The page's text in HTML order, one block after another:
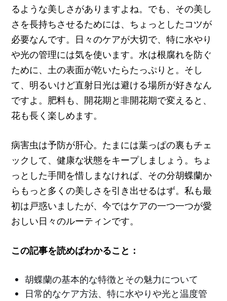
るような美しさがありますよね。でも、その美し
さを長持ちさせるためには、ちょっとしたコツが
必要なんです。日々のケアが大切で、特に水やり
や光の管理には気を使います。水は根腐れを防ぐ
ために、土の表面が乾いたらたっぷりと。そし
て、明るいけど直射日光は避ける場所が好きなん
ですよ。肥料も、開花期と非開花期で変えると、
花も長く楽しめます。
病害虫は予防が肝心。たまには葉っぱの裏もチェ
ックして、健康な状態をキープしましょう。ちょ
っとした手間を惜しまなければ、その分胡蝶蘭か
らもっと多くの美しさを引き出せるはず。私も最
初は戸惑いましたが、今ではケアの一つ一つが愛
おしい日々のルーティンです。
この記事を読めばわかること：
胡蝶蘭の基本的な特徴とその魅力について
日常的なケア方法、特に水やりや光と温度管